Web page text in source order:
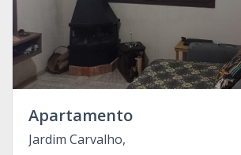
Apartamento
Jardim Carvalho,